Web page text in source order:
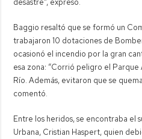
Baggio resaltó que se formó un
trabajaron 10 dotaciones de
ocasionó el incendio por la gran
esa zona: “Corrió peligro el
Río. Además, evitaron que se
comentó.
Entre los heridos, se encontraba el
Urbana, Cristian Haspert, quien